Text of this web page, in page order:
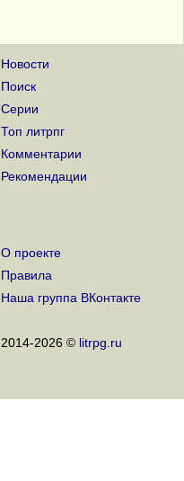
Новости
Поиск
Серии
Топ литрпг
Комментарии
Рекомендации
О проекте
Правила
Наша группа ВКонтакте
2014-2026 © litrpg.ru